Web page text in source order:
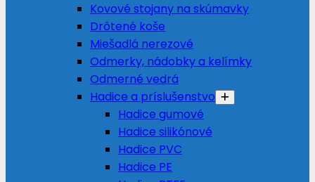
Kovové stojany na skúmavky
Drôtené koše
Miešadlá nerezové
Odmerky, nádobky a kelímky
Odmerné vedrá
Hadice a príslušenstvo
Hadice gumové
Hadice silikónové
Hadice PVC
Hadice PE